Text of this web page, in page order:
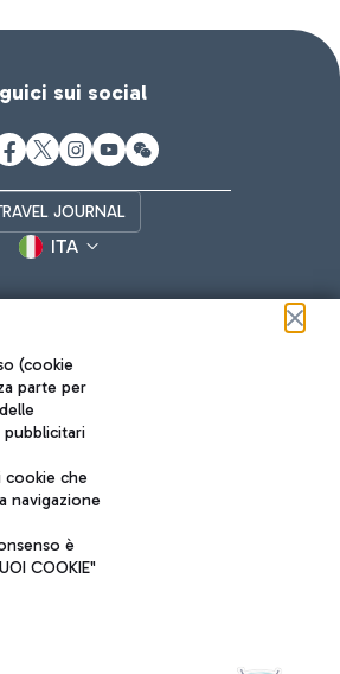
sui social
JOURNAL
ITA
INNOVAZIONE
(cookie
parte per
cookie che
navigazione
è
COOKIE"